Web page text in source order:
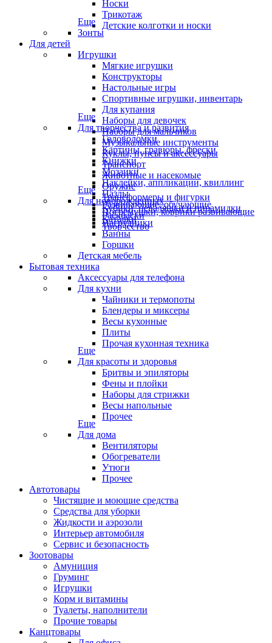
Носки
Трикотаж
Детские колготки и носки
Еще
Зонты
Для детей
Игрушки
Мягкие игрушки
Конструкторы
Настольные игры
Спортивные игрушки, инвентарь
Для купания
Наборы для девочек
Наборы для мальчиков
Музыкальные инструменты
Куклы, пупсы и аксессуары
Транспорт
Животные и насекомые
Оружие
Трансформеры и фигурки
Кубики, неваляшки и пирамидки
Каталки
Еще
Для творчества и развития
Головоломки
Картины, гравюры, фрески
Книжки
Мозаики
Наклейки, аппликации, квиллинг
Пазлы
Развивающие, обучающие
Раскраски
Творчество
Еще
Для новорожденных
Погремушки, коврики развивающие
Нагрудники
Ванны
Горшки
Детская мебель
Бытовая техника
Аксессуары для телефона
Для кухни
Чайники и термопоты
Блендеры и миксеры
Весы кухонные
Плиты
Прочая кухонная техника
Еще
Для красоты и здоровья
Бритвы и эпиляторы
Фены и плойки
Наборы для стрижки
Весы напольные
Прочее
Еще
Для дома
Вентиляторы
Обогреватели
Утюги
Прочее
Автотовары
Чистящие и моющие средства
Средства для уборки
Жидкости и аэрозоли
Интерьер автомобиля
Сервис и безопасность
Зоотовары
Амуниция
Груминг
Игрушки
Корм и витамины
Туалеты, наполнители
Прочие товары
Канцтовары